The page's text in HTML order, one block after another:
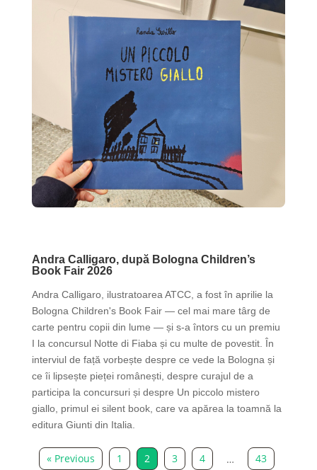
Andra Calligaro, după Bologna Children’s
Book Fair 2026
Andra Calligaro, ilustratoarea ATCC, a fost în aprilie la
Bologna Children's Book Fair — cel mai mare târg de
carte pentru copii din lume — și s-a întors cu un premiu
I la concursul Notte di Fiaba și cu multe de povestit. În
interviul de față vorbește despre ce vede la Bologna și
ce îi lipsește pieței românești, despre curajul de a
participa la concursuri și despre Un piccolo mistero
giallo, primul ei silent book, care va apărea la toamnă la
editura Giunti din Italia.
« Previous 1 2 3 4 … 43